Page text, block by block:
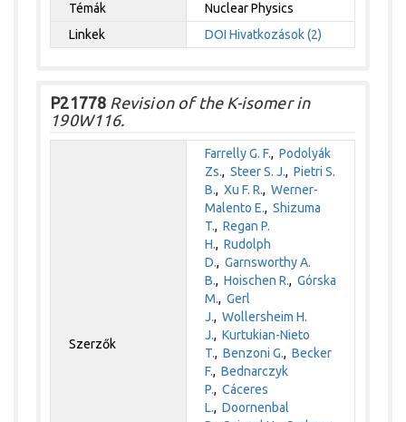
Témák
Nuclear Physics
Linkek
DOI Hivatkozások (2)
P21778 Revision of the K-isomer in
190W116.
Szerzők
Farrelly G. F.,Podolyák
Zs.,Steer S. J.,Pietri S.
B.,Xu F. R.,Werner-
Malento E.,Shizuma
T.,Regan P.
H.,Rudolph
D.,Garnsworthy A.
B.,Hoischen R.,Górska
M.,Gerl
J.,Wollersheim H.
J.,Kurtukian-Nieto
T.,Benzoni G.,Becker
F.,Bednarczyk
P.,Cáceres
L.,Doornenbal